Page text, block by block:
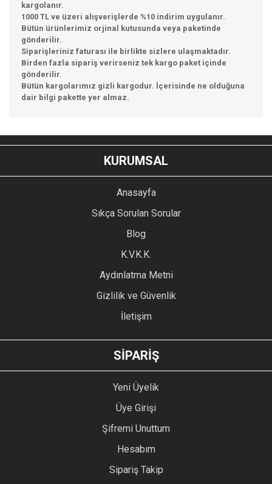
kargolanır.
1000 TL ve üzeri alışverişlerde %10 indirim uygulanır.
Bütün ürünlerimiz orjinal kutusunda veya paketinde
gönderilir.
Siparişleriniz faturası ile birlikte sizlere ulaşmaktadır.
Birden fazla sipariş verirseniz tek kargo paket içinde
gönderilir.
Bütün kargolarımız gizli kargodur. İçerisinde ne olduğuna
dair bilgi pakette yer almaz.
YORUM YAZ
Bu ürünün fiyat bilgisi, resim, ürün açıklamalarında ve diğer
konularda yetersiz gördüğünüz noktaları öneri formunu
kullanarak tarafımıza iletebilirsiniz.
Ürün resmi kalitesiz, bozuk veya görüntülenemiyor.
Ürün açıklamasında eksik bilgiler bulunuyor.
Ürün bilgilerinde hatalar bulunuyor.
Ürün fiyatı diğer sitelerden daha pahalı.
GÖNDER
KURUMSAL
Anasayfa
Sıkça Sorulan Sorular
Blog
K.V.K.K.
Aydınlatma Metni
Gizlilik ve Güvenlik
İletişim
SİPARİŞ
Yeni Üyelik
Üye Girişi
Şifremi Unuttum
Hesabım
Sipariş Takip